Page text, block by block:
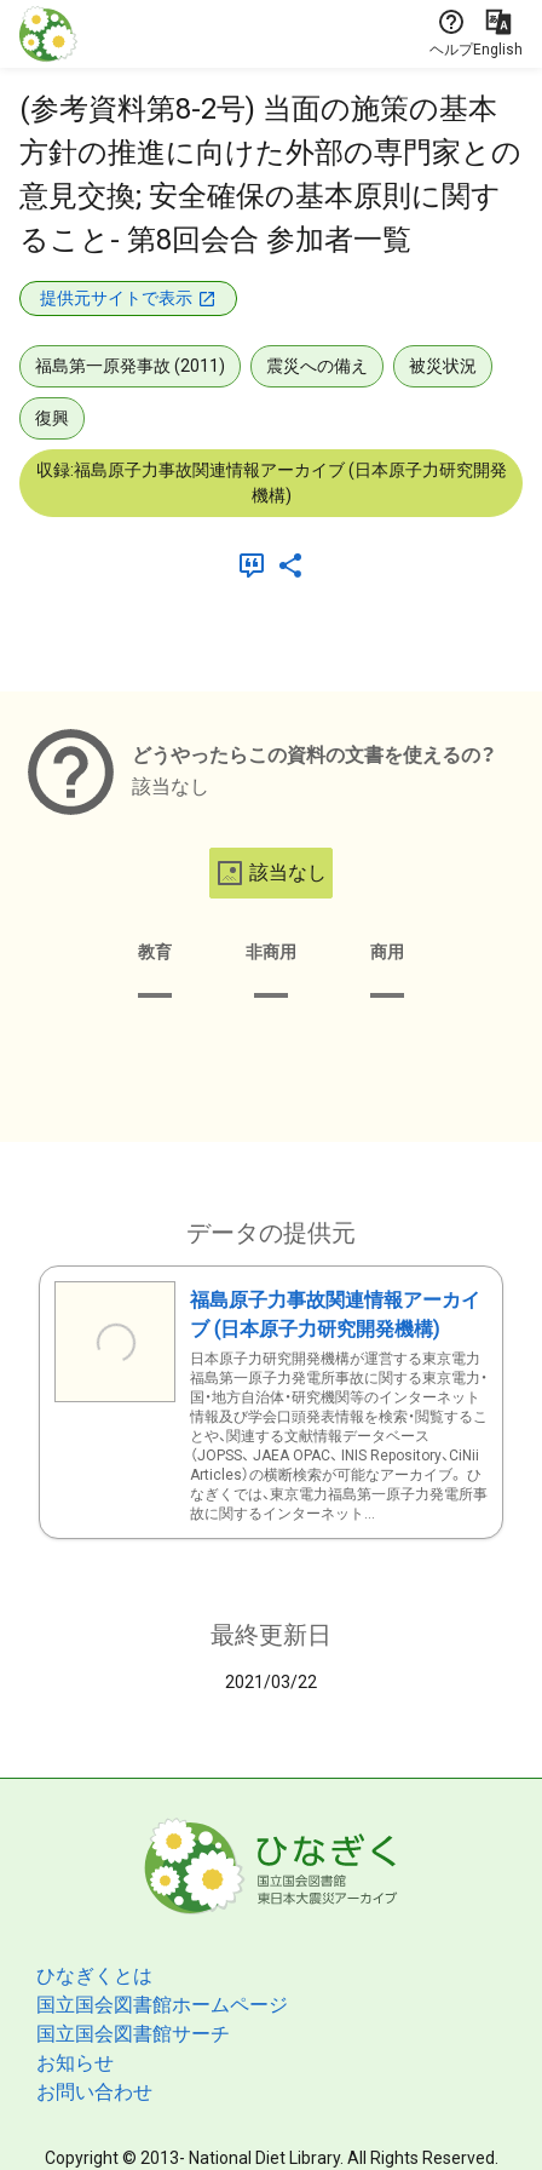
本文に飛ぶ
ヘルプEnglish
(参考資料第8-2号) 当面の施策の基本
方針の推進に向けた外部の専門家との
意見交換; 安全確保の基本原則に関す
ること- 第8回会合 参加者一覧
提供元サイトで表示
福島第一原発事故 (2011) 震災への備え 被災状況
復興
収録:福島原子力事故関連情報アーカイブ (日本原子力研究開発
機構)
どうやったらこの資料の文書を使えるの？
該当なし
該当なし
教育 非商用 商用
データの提供元
福島原子力事故関連情報アーカイ
ブ (日本原子力研究開発機構)
日本原子力研究開発機構が運営する東京電力
福島第一原子力発電所事故に関する東京電力・
国・地方自治体・研究機関等のインターネット
情報及び学会口頭発表情報を検索・閲覧するこ
とや、関連する文献情報データベース
（JOPSS、 JAEA OPAC、 INIS Repository、CiNii
Articles）の横断検索が可能なアーカイブ。 ひ
なぎくでは、東京電力福島第一原子力発電所事
故に関するインターネット...
最終更新日
2021/03/22
ひなぎくとは
国立国会図書館ホームページ
国立国会図書館サーチ
お知らせ
お問い合わせ
Copyright © 2013- National Diet Library. All Rights Reserved.